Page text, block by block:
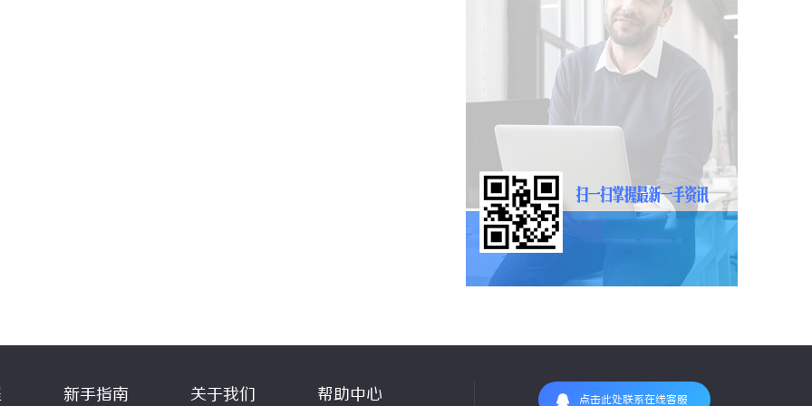
新手指南 关于我们 帮助中心 点击此处联系在线客服